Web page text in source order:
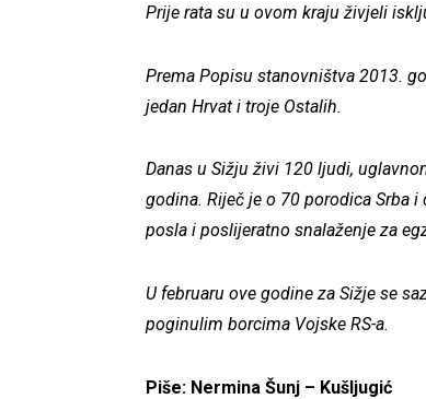
Prije rata su u ovom kraju živjeli
Prema Popisu stanovništva 2013.
jedan Hrvat i troje Ostalih.
Danas u Sižju živi 120 ljudi,
godina. Riječ je o 70 porodica Srba
posla i poslijeratno snalaženje za
U februaru ove godine za Sižje se
poginulim borcima Vojske RS-a.
Piše: Nermina Šunj – Kušljugić